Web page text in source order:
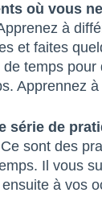
où vous
à
et faites
temps pour
Apprennez
série de
sont des
Il vous
à vos